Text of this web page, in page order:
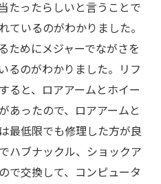
たったらしいと言うことで
ているのがわかりました。
ためにメジャーでながさを
るのがわかりました。リフ
ると、ロアアームとホイー
あったので、ロアアームと
最低限でも修理した方が良
ハブナックル、ショックア
で交換して、コンピュータ